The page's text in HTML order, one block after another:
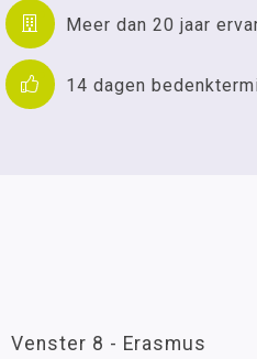
Meer dan 20 jaar
14 dagen
Venster 8 - Erasmus